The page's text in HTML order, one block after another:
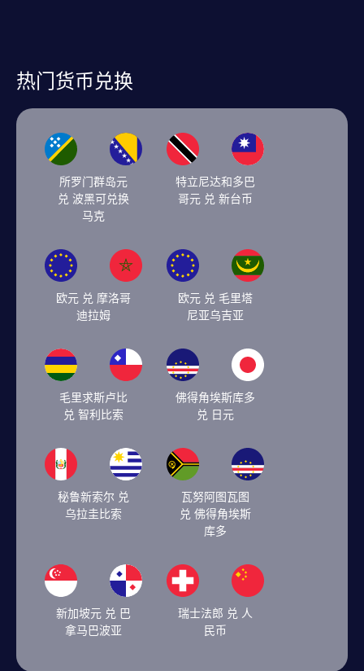
热门货币兑换
所罗门群岛元
兑 波黑可兑换
马克
特立尼达和多巴
哥元 兑 新台币
欧元 兑 摩洛哥
迪拉姆
欧元 兑 毛里塔
尼亚乌吉亚
毛里求斯卢比
兑 智利比索
佛得角埃斯库多
兑 日元
秘鲁新索尔 兑
乌拉圭比索
瓦努阿图瓦图
兑 佛得角埃斯
库多
新加坡元 兑 巴
拿马巴波亚
瑞士法郎 兑 人
民币